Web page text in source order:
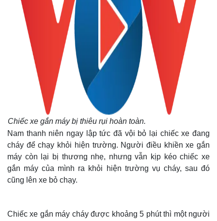
Chiếc xe gắn máy bị thiêu rụi hoàn toàn.
Nam thanh niên ngay lập tức đã vội bỏ lại chiếc xe đang
cháy để chạy khỏi hiện trường. Người điều khiền xe gắn
máy còn lại bị thương nhẹ, nhưng vẫn kịp kéo chiếc xe
gắn máy của mình ra khỏi hiện trường vụ cháy, sau đó
cũng lên xe bỏ chạy.
Chiếc xe gắn máy cháy được khoảng 5 phút thì một người